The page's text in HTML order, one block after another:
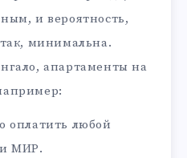
и вероятность,
минимальна.
апартаменты на
оплатить любой
МИР.